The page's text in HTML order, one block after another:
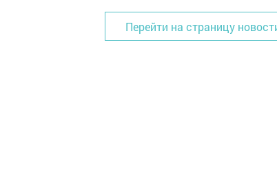
Перейти на страницу